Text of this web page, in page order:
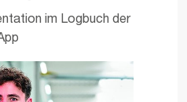
im Logbuch der